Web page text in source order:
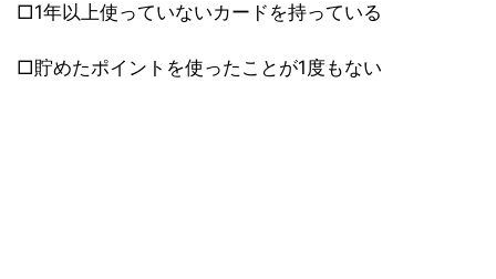
□1年以上使っていないカードを持っている
□貯めたポイントを使ったことが1度もない